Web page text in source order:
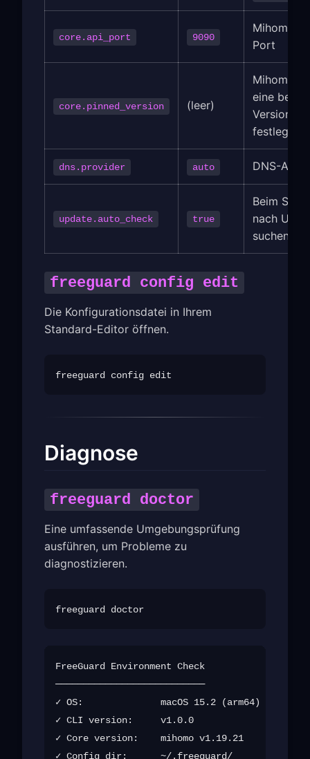
core.api_port 9090
Mihomo-
Port
core.pinned_version (leer)
Mihomo
eine
Version
festlegen
dns.provider auto DNS-
update.auto_check true
Beim Start
nach
suchen
freeguard config edit
Die Konfigurationsdatei in Ihrem
Standard-Editor öffnen.
Diagnose
freeguard doctor
Eine umfassende Umgebungsprüfung
ausführen, um Probleme zu
diagnostizieren.
FreeGuard Environment Check
───────────────────────────
✓ OS:              macOS 15.2 (arm64)
✓ CLI version:     v1.0.0
✓ Core version:    mihomo v1.19.21
✓ Config dir:      ~/.freeguard/